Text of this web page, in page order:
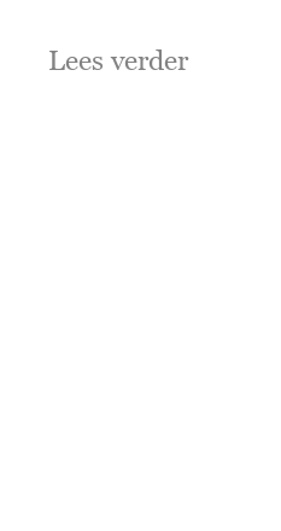
Lees verder